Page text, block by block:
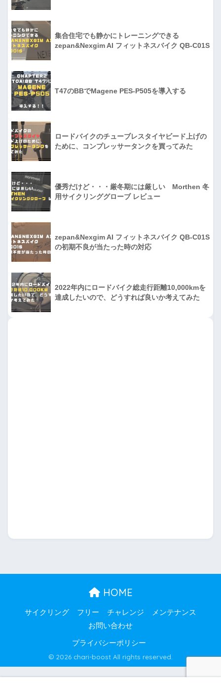
集合住宅でも静かにトレーニングできる
zepan&Nexgim AI フィットネスバイク QB-C01S
T47のBBでMagene PES-P505を導入する
ロードバイクのチューブレスタイヤビード上げの
ために、コンプレッサータンクを買ってみた
優秀だけど・・・厳冬期には厳しい Morthen 冬
用サイクリンググローブ レビュー
zepan&Nexgim AI フィットネスバイク QB-C01S
の初期不良が当たった時の対応
2022年内にロードバイク総走行距離10,000kmを
達成したいので、どうすれば良いか考えてみた
HOME
サイクリング フリー チャレンジ
メンテナンス
お問い合わせ
プライバシーポリシー
© 2026 chari-boost All rights reserved.